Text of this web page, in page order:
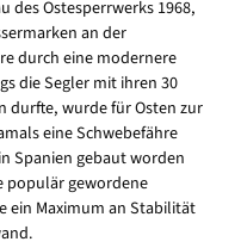
des Ostesperrwerks 1968,
an der
durch eine modernere
die Segler mit ihren 30
durfte, wurde für Osten zur
eine Schwebefähre
Spanien gebaut worden
populär gewordene
ein Maximum an Stabilität